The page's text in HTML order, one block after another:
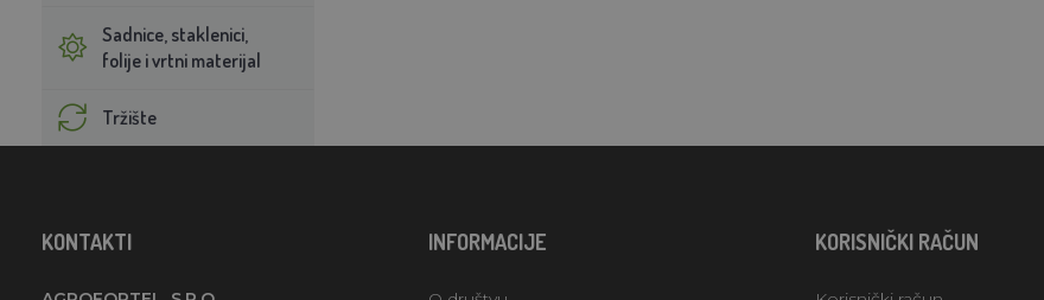
Sadnice, staklenici,
folije i vrtni materijal
Tržište
KONTAKTI INFORMACIJE KORISNIČKI RAČUN